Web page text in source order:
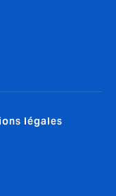
légales